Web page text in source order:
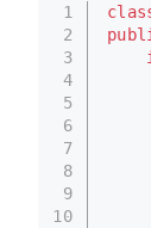
1
2
3
4
5
6
7
8
9
10